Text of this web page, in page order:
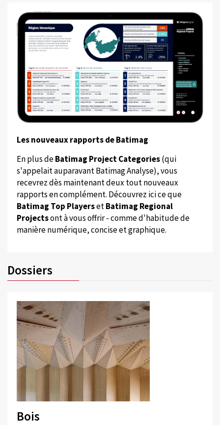
Les nouveaux rapports de Batimag
En plus deBatimag Project Categories(qui
s'appelait auparavant Batimag Analyse), vous
recevrez dès maintenant deux tout nouveaux
rapports en complément. Découvrez ici ce que
Batimag Top PlayersetBatimag Regional
Projectsont à vous offrir - comme d'habitude de
manière numérique, concise et graphique.
Dossiers
Bois